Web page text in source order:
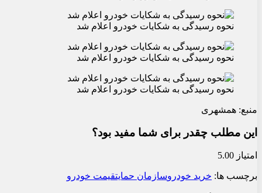
نحوه رسیدگی به شکایات خودرو اعلام شد
نحوه رسیدگی به شکایات خودرو اعلام شد
نحوه رسیدگی به شکایات خودرو اعلام شد
منبع: همشهری
این مطلب چقدر برای شما مفید بود؟
امتیاز 5.00
برچسب ها: خرید خودروسازمان حمایتقیمت خودرو